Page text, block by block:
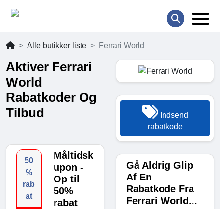
Alle butikker liste Ferrari World
Aktiver Ferrari
World
Rabatkoder Og
Tilbud
50
%
rab
at
Måltidsk
upon -
Op til
50%
rabat
Indsend
rabatkode
Gå Aldrig Glip
Af En
Rabatkode Fra
Ferrari World...